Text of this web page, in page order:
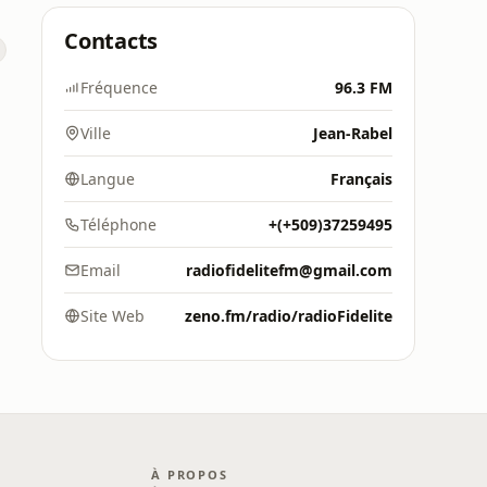
Contacts
Fréquence 96.3 FM
Ville Jean-Rabel
Langue Français
Téléphone +(+509)37259495
Email radiofidelitefm@gmail.com
Site Web zeno.fm/radio/radioFidelite
À PROPOS